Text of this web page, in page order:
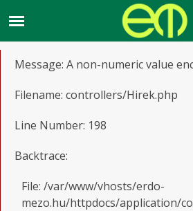
A PHP Error was encountered
Message: A non-numeric value
Filename: controllers/Hirek.php
Line Number: 198
Backtrace:
File: /var/www/vhosts/erdo-
mezo.hu/httpdocs/application/